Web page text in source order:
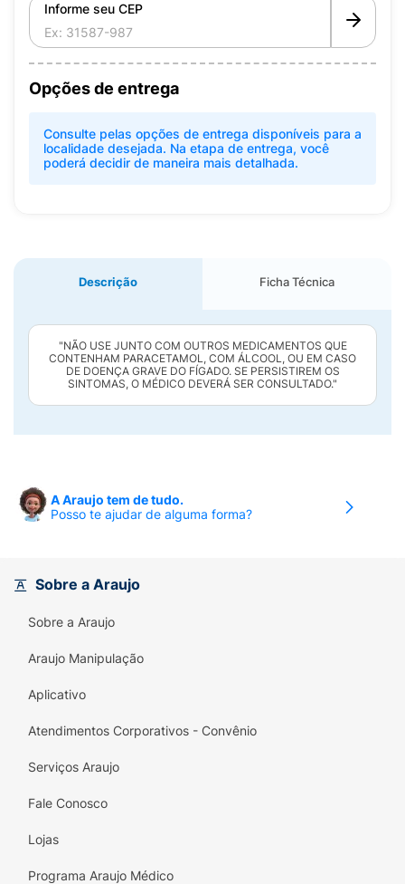
Informe seu CEP
Opções de entrega
Consulte pelas opções de entrega disponíveis para a
localidade desejada. Na etapa de entrega, você
poderá decidir de maneira mais detalhada.
Descrição Ficha Técnica
"NÃO USE JUNTO COM OUTROS MEDICAMENTOS QUE
CONTENHAM PARACETAMOL, COM ÁLCOOL, OU EM CASO
DE DOENÇA GRAVE DO FÍGADO. SE PERSISTIREM OS
SINTOMAS, O MÉDICO DEVERÁ SER CONSULTADO."
A Araujo tem de tudo.
Posso te ajudar de alguma forma?
Sobre a Araujo
Sobre a Araujo
Araujo Manipulação
Aplicativo
Atendimentos Corporativos - Convênio
Serviços Araujo
Fale Conosco
Lojas
Programa Araujo Médico